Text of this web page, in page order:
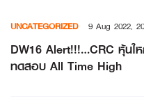
content
UNCATEGORIZED 9 Aug 2022,
DW16 Alert!!!…CRC หุ้นใ
ทดสอบ All Time High